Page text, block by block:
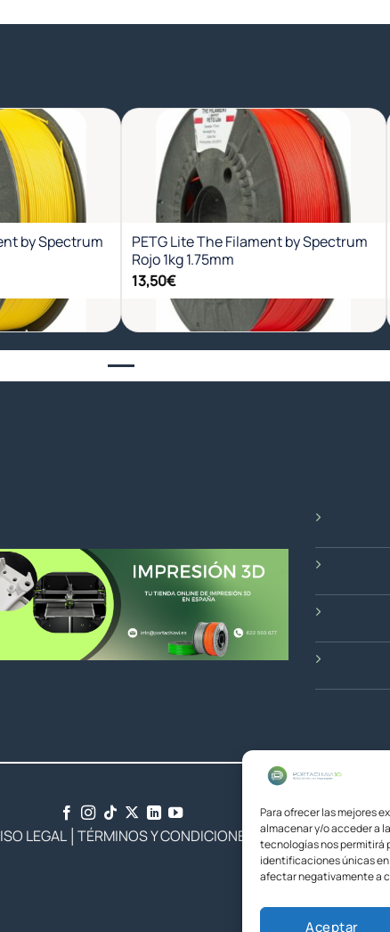
Para ofrecer las mejores
almacenar y/o acceder a
tecnologías nos permitirá
identificaciones únicas
afectar negativamente a
Aceptar
Añadir
a la
lista de
deseos
by Spectrum
Añadir
a la
lista de
+
PETG Lite The Filament by Spectrum
Rojo 1kg 1.75mm
13,50€
LEGAL│ TÉRMINOS Y CONDICIONES